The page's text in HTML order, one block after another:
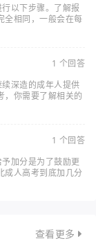
以下步骤。了解报
全相同，一般会在每
1 个回答
深造的成年人提供
，你需要了解相关的
1 个回答
加分是为了鼓励更
成人高考到底加几分
查看更多